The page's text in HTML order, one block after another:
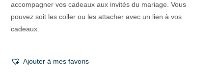
accompagner vos cadeaux aux invités du mariage. Vous
pouvez soit les coller ou les attacher avec un lien à vos
cadeaux.
Ajouter à mes favoris